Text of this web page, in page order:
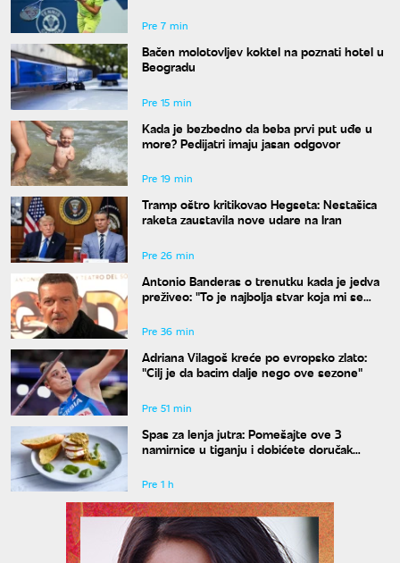
Pre 7 min
Bačen molotovljev koktel na poznati hotel u
Beogradu
Pre 15 min
Kada je bezbedno da beba prvi put uđe u
more? Pedijatri imaju jasan odgovor
Pre 19 min
Tramp oštro kritikovao Hegseta: Nestašica
raketa zaustavila nove udare na Iran
Pre 26 min
Antonio Banderas o trenutku kada je jedva
preživeo: "To je najbolja stvar koja mi se
Pre 36 min
Adriana Vilagoš kreće po evropsko zlato:
"Cilj je da bacim dalje nego ove sezone"
Pre 51 min
Spas za lenja jutra: Pomešajte ove 3
namirnice u tiganju i dobićete doručak
Pre 1 h